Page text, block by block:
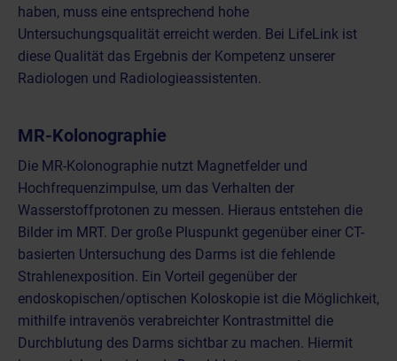
haben, muss eine entsprechend hohe
Untersuchungsqualität erreicht werden. Bei LifeLink ist
diese Qualität das Ergebnis der Kompetenz unserer
Radiologen und Radiologieassistenten.
MR-Kolonographie
Die MR-Kolonographie nutzt Magnetfelder und
Hochfrequenzimpulse, um das Verhalten der
Wasserstoffprotonen zu messen. Hieraus entstehen die
Bilder im MRT. Der große Pluspunkt gegenüber einer CT-
basierten Untersuchung des Darms ist die fehlende
Strahlenexposition. Ein Vorteil gegenüber der
endoskopischen/optischen Koloskopie ist die Möglichkeit,
mithilfe intravenös verabreichter Kontrastmittel die
Durchblutung des Darms sichtbar zu machen. Hiermit